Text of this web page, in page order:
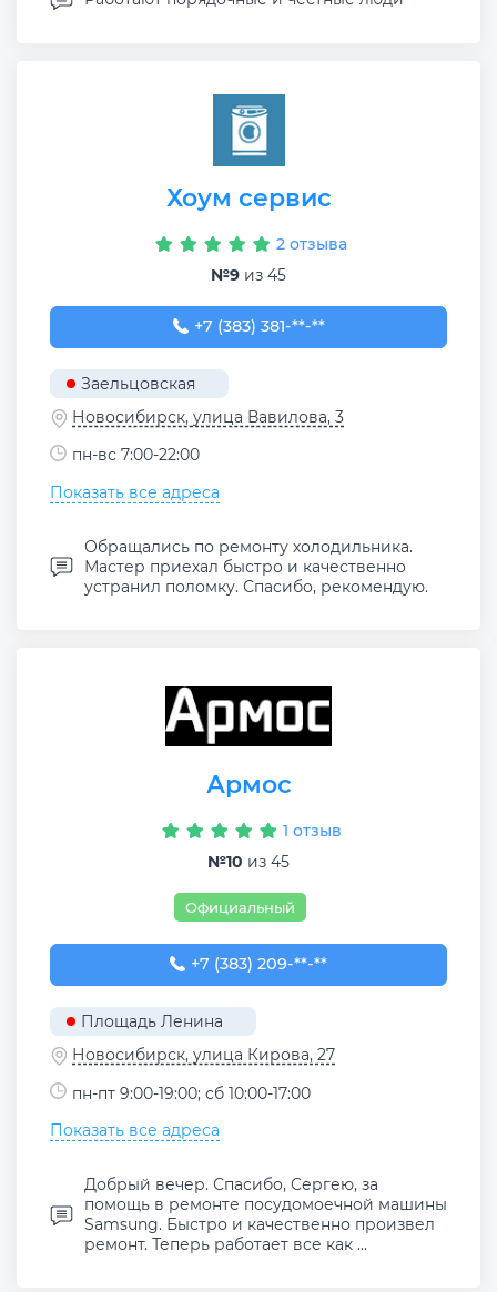
Хоум сервис
2 отзыва
№9 из 45
+7 (383) 381-69-97
+7 (383) 381-**-**
Заельцовская
Новосибирск, улица Вавилова, 3
пн-вс 7:00-22:00
Показать все адреса
Обращались по ремонту холодильника.
Мастер приехал быстро и качественно
устранил поломку. Спасибо, рекомендую.
Армос
1 отзыв
№10 из 45
Официальный
+7 (383) 209-02-30
+7 (383) 209-**-**
Площадь Ленина
Новосибирск, улица Кирова, 27
пн-пт 9:00-19:00; сб 10:00-17:00
Показать все адреса
Добрый вечер. Спасибо, Сергею, за
помощь в ремонте посудомоечной машины
Samsung. Быстро и качественно произвел
ремонт. Теперь работает все как ...